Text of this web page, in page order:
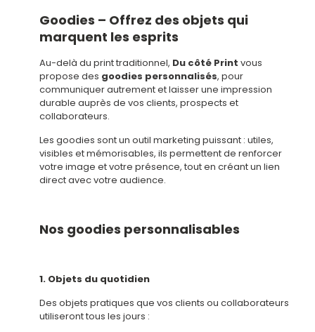
Goodies – Offrez des objets qui
marquent les esprits
Au-delà du print traditionnel, Du côté Print vous
propose des goodies personnalisés, pour
communiquer autrement et laisser une impression
durable auprès de vos clients, prospects et
collaborateurs.
Les goodies sont un outil marketing puissant : utiles,
visibles et mémorisables, ils permettent de renforcer
votre image et votre présence, tout en créant un lien
direct avec votre audience.
Nos goodies personnalisables
1. Objets du quotidien
Des objets pratiques que vos clients ou collaborateurs
utiliseront tous les jours :